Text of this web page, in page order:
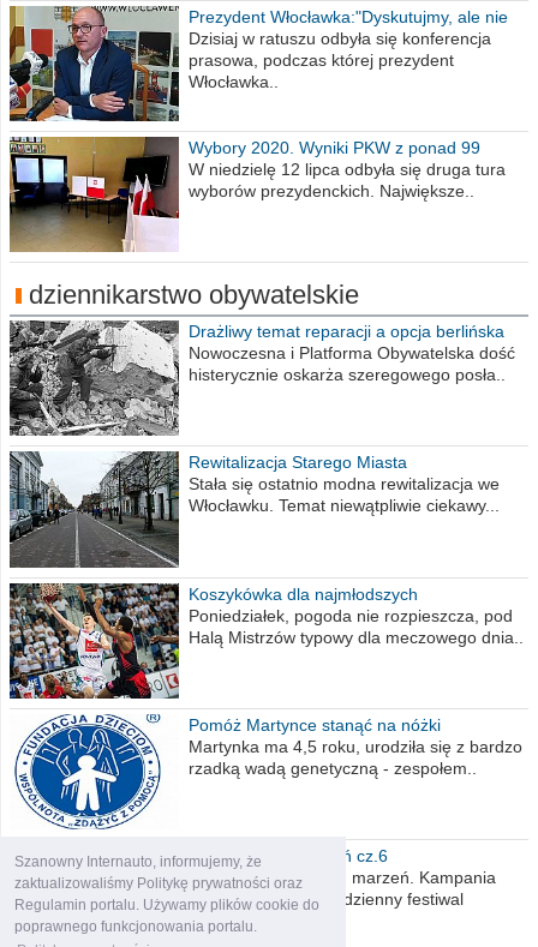
Szanowny Internauto, informujemy, że
zaktualizowaliśmy Politykę prywatności oraz
Regulamin portalu. Używamy plików cookie do
poprawnego funkcjonowania portalu.
Prezydent Włocławka:"Dyskutujmy, ale nie
obrażajmy się”
Dzisiaj w ratuszu odbyła się konferencja
prasowa, podczas której prezydent
Włocławka..
Wybory 2020. Wyniki PKW z ponad 99
procent obwodów
W niedzielę 12 lipca odbyła się druga tura
wyborów prezydenckich. Największe..
dziennikarstwo obywatelskie
Drażliwy temat reparacji a opcja berlińska
Nowoczesna i Platforma Obywatelska dość
histerycznie oskarża szeregowego posła..
Rewitalizacja Starego Miasta
Stała się ostatnio modna rewitalizacja we
Włocławku. Temat niewątpliwie ciekawy...
Koszykówka dla najmłodszych
Poniedziałek, pogoda nie rozpieszcza, pod
Halą Mistrzów typowy dla meczowego dnia..
Pomóż Martynce stanąć na nóżki
Martynka ma 4,5 roku, urodziła się z bardzo
rzadką wadą genetyczną - zespołem..
Polska moich marzeń cz.6
Nadszedł kres moich marzeń. Kampania
wyborcza czyli niecodzienny festiwal
obietnic,..